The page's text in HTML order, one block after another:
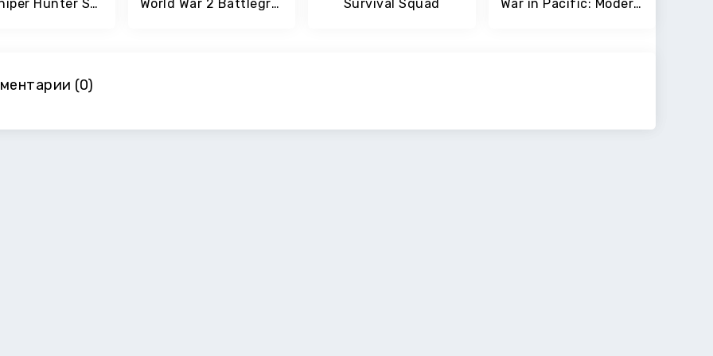
Wild Sniper Hunter Survival: Free Hunting Games World War 2 Battleground Survival Winter Shooter Survival Squad War in Pacific: Modern World War FPS Shooting Game
(0)